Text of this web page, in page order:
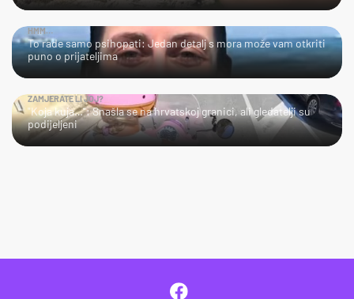
HMM…
To rade samo psihopati: Jedan detalj s mora može vam otkriti
puno o prijateljima
ZAMJERATE LI JOJ?
"Koja kuja…": Snašla se na hrvatskoj granici, ali gledatelji su
podijeljeni